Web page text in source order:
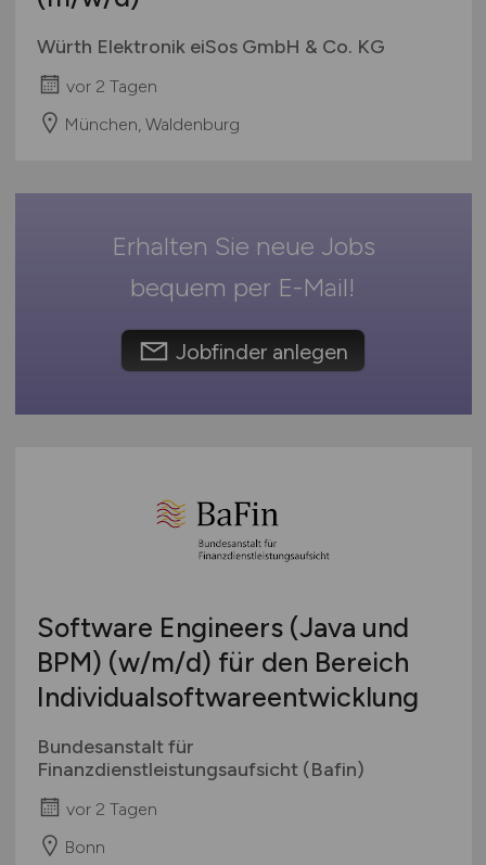
Saarland
Sachsen
Sachsen-Anhalt
Österreich
International
Würth Elektronik eiSos GmbH & Co. KG
vor 2 Tagen
München, Waldenburg
Erhalten Sie neue Jobs
bequem per E-Mail!
Jobfinder anlegen
Software Engineers (Java und
BPM) (w/m/d) für den Bereich
Individualsoftwareentwicklung
Bundesanstalt für
Finanzdienstleistungsaufsicht (Bafin)
vor 2 Tagen
Bonn